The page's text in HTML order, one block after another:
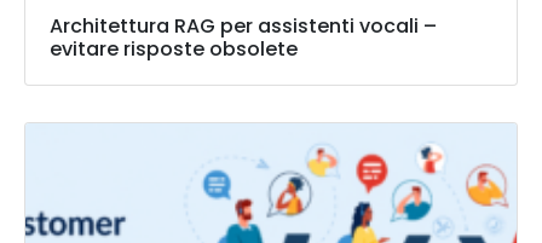
Architettura RAG per assistenti vocali –
evitare risposte obsolete